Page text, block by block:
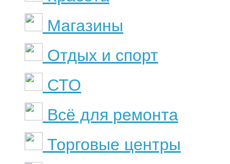
Магазины
Отдых и спорт
СТО
Всё для ремонта
Торговые центры